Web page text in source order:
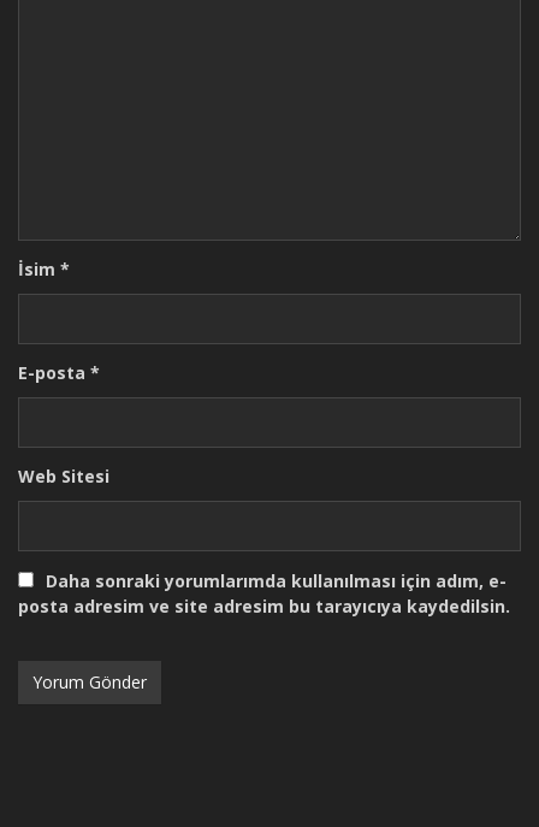
İsim *
E-posta *
Web Sitesi
Daha sonraki yorumlarımda kullanılması için adım, e-
posta adresim ve site adresim bu tarayıcıya kaydedilsin.